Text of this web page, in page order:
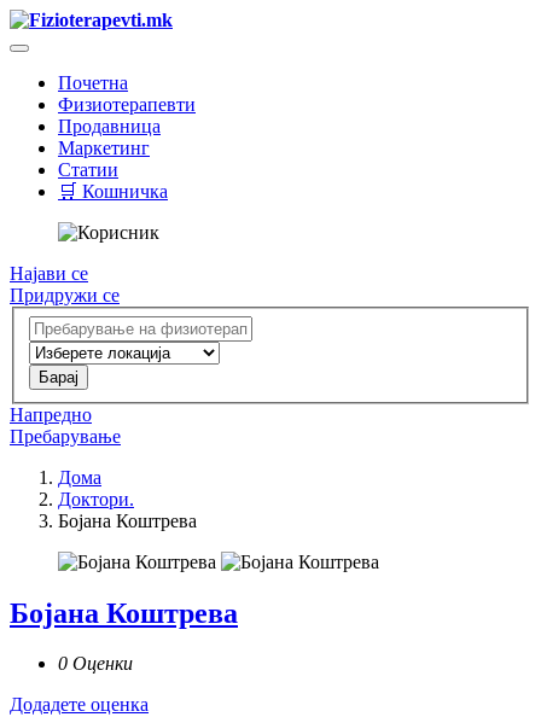
Почетна
Физиотерапевти
Продавница
Маркетинг
Статии
🛒 Кошничка
Најави се
Придружи се
Напредно
Пребарување
Дома
Доктори.
Бојана Коштрева
Бојана Коштрева
0 Оценки
Додадете оценка